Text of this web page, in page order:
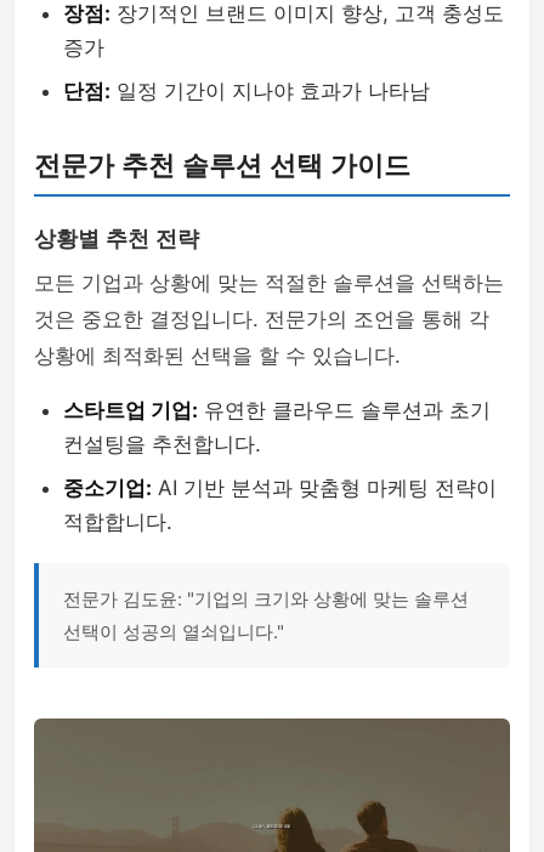
장점: 장기적인 브랜드 이미지 향상, 고객 충성도
증가
단점: 일정 기간이 지나야 효과가 나타남
전문가 추천 솔루션 선택 가이드
상황별 추천 전략
모든 기업과 상황에 맞는 적절한 솔루션을 선택하는
것은 중요한 결정입니다. 전문가의 조언을 통해 각
상황에 최적화된 선택을 할 수 있습니다.
스타트업 기업: 유연한 클라우드 솔루션과 초기
컨설팅을 추천합니다.
중소기업: AI 기반 분석과 맞춤형 마케팅 전략이
적합합니다.
전문가 김도윤: "기업의 크기와 상황에 맞는 솔루션
선택이 성공의 열쇠입니다."